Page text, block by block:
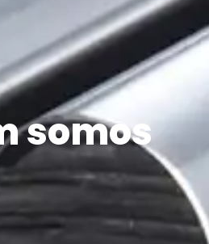
somos